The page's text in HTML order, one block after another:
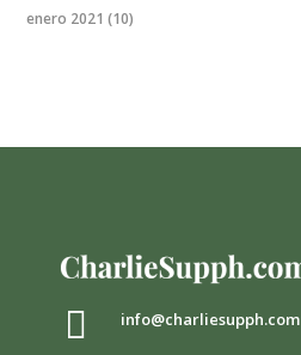
enero 2021 (10)
 info@charliesupph.com